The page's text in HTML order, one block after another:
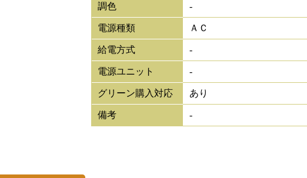
調色 -
電源種類 ＡＣ
給電方式 -
電源ユニット -
グリーン購入対応 あり
備考 -